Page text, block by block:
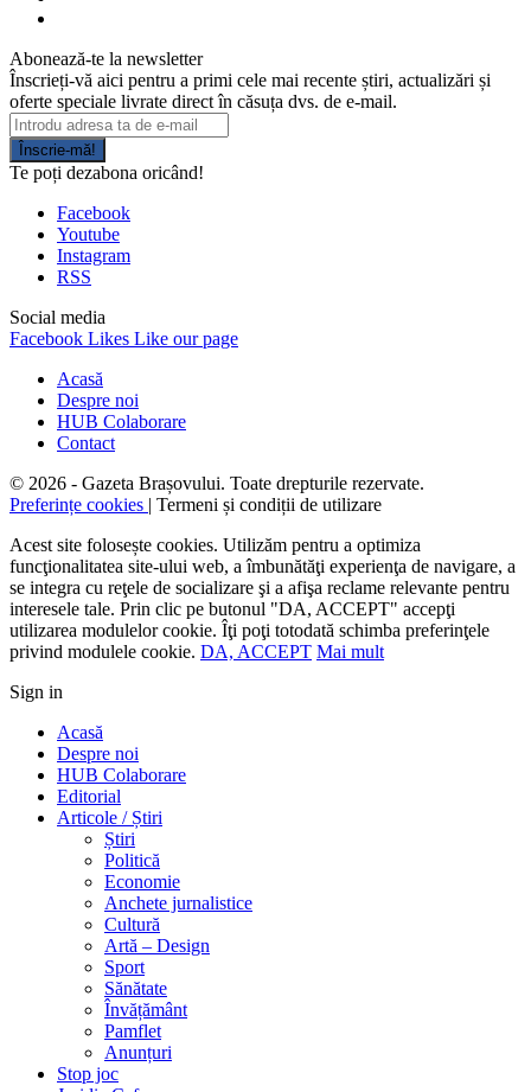
Abonează-te la newsletter
Înscrieți-vă aici pentru a primi cele mai recente știri, actualizări și
oferte speciale livrate direct în căsuța dvs. de e-mail.
Înscrie-mă!
Te poți dezabona oricând!
Facebook
Youtube
Instagram
RSS
Social media
Facebook Likes Like our page
Acasă
Despre noi
HUB Colaborare
Contact
© 2026 - Gazeta Brașovului. Toate drepturile rezervate.
Preferințe cookies | Termeni și condiții de utilizare
Acest site folosește cookies. Utilizăm pentru a optimiza
funcţionalitatea site-ului web, a îmbunătăţi experienţa de navigare, a
se integra cu reţele de socializare şi a afişa reclame relevante pentru
interesele tale. Prin clic pe butonul "DA, ACCEPT" accepţi
utilizarea modulelor cookie. Îţi poţi totodată schimba preferinţele
privind modulele cookie. DA, ACCEPT Mai mult
Sign in
Acasă
Despre noi
HUB Colaborare
Editorial
Articole / Știri
Știri
Politică
Economie
Anchete jurnalistice
Cultură
Artă – Design
Sport
Sănătate
Învățământ
Pamflet
Anunțuri
Stop joc